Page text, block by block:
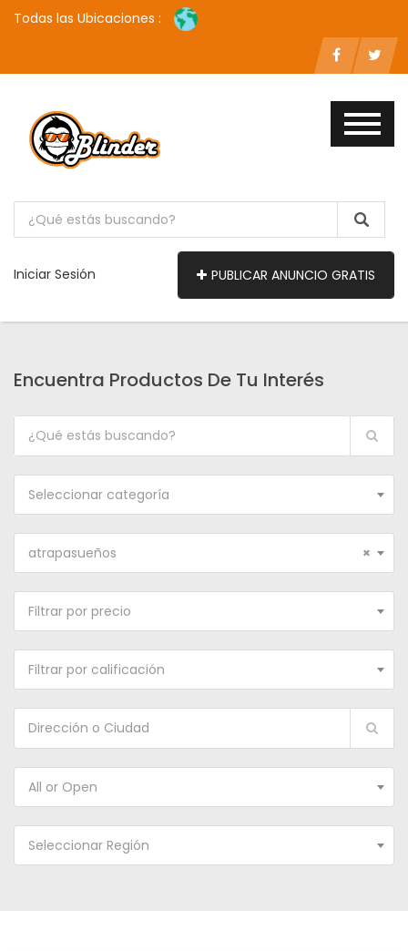
Todas las Ubicaciones :
Iniciar Sesión PUBLICAR ANUNCIO GRATIS
Encuentra Productos De Tu Interés
Seleccionar categoría
×
atrapasueños
Filtrar por precio
Filtrar por calificación
All or Open
Seleccionar Región